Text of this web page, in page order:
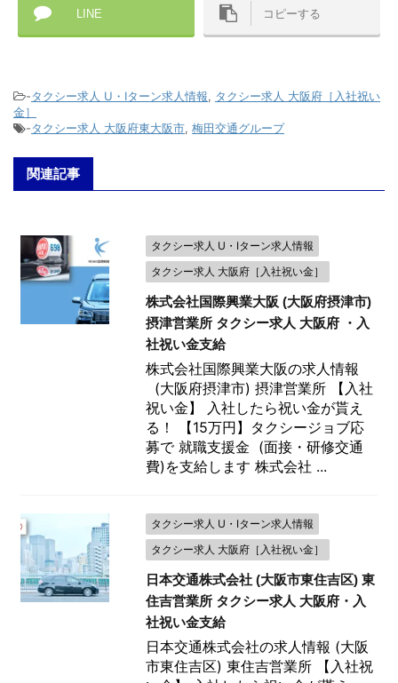
LINE コピーする
-タクシー求人 U・Iターン求人情報, タクシー求人 大阪府［入社祝い
金］
-タクシー求人 大阪府東大阪市, 梅田交通グループ
関連記事
タクシー求人 U・Iターン求人情報
タクシー求人 大阪府［入社祝い金］
株式会社国際興業大阪 (大阪府摂津市)
摂津営業所 タクシー求人 大阪府 ・入
社祝い金支給
株式会社国際興業大阪の求人情報
(大阪府摂津市) 摂津営業所 【入社
祝い金】 入社したら祝い金が貰え
る！ 【15万円】タクシージョブ応
募で 就職支援金 (面接・研修交通
費)を支給します 株式会社 ...
タクシー求人 U・Iターン求人情報
タクシー求人 大阪府［入社祝い金］
日本交通株式会社 (大阪市東住吉区) 東
住吉営業所 タクシー求人 大阪府・入
社祝い金支給
日本交通株式会社の求人情報 (大阪
市東住吉区) 東住吉営業所 【入社祝